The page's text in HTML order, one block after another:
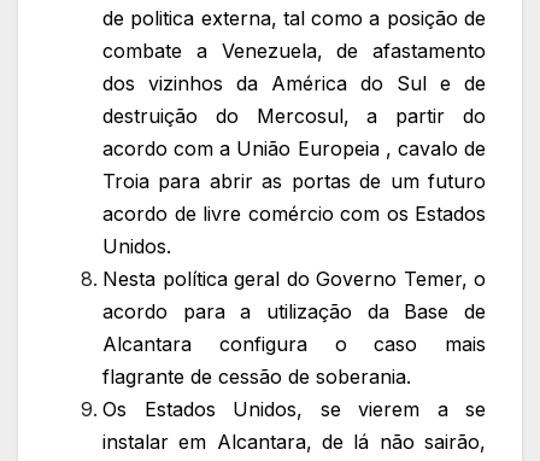
de politica externa, tal como a posição de
combate a Venezuela, de afastamento
dos vizinhos da América do Sul e de
destruição do Mercosul, a partir do
acordo com a União Europeia , cavalo de
Troia para abrir as portas de um futuro
acordo de livre comércio com os Estados
Unidos.
Nesta política geral do Governo Temer, o
acordo para a utilização da Base de
Alcantara configura o caso mais
flagrante de cessão de soberania.
Os Estados Unidos, se vierem a se
instalar em Alcantara, de lá não sairão,